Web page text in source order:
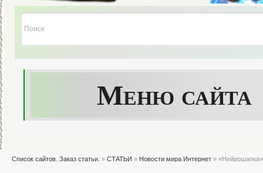
Меню сайта
Список сайтов. Заказ статьи. » СТАТЬИ » Новости мира Интернет »